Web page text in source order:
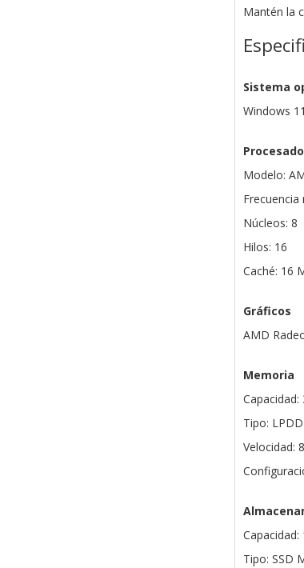
Mantén la
Sistema
Windows
Modelo:
Frecuencia
Núcleos: 8
Hilos: 16
Caché: 16
Gráficos
AMD
Memoria
Capacidad:
Tipo:
Velocidad:
Capacidad:
Tipo: SSD